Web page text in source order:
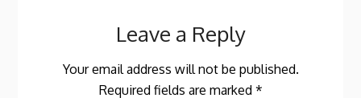
Leave a Reply
Your email address will not be published.
Required fields are marked *